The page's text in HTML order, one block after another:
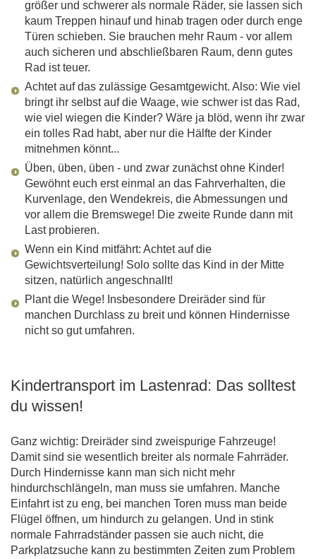
größer und schwerer als normale Räder, sie lassen sich
kaum Treppen hinauf und hinab tragen oder durch enge
Türen schieben. Sie brauchen mehr Raum - vor allem
auch sicheren und abschließbaren Raum, denn gutes
Rad ist teuer.
Achtet auf das zulässige Gesamtgewicht. Also: Wie viel
bringt ihr selbst auf die Waage, wie schwer ist das Rad,
wie viel wiegen die Kinder? Wäre ja blöd, wenn ihr zwar
ein tolles Rad habt, aber nur die Hälfte der Kinder
mitnehmen könnt...
Üben, üben, üben - und zwar zunächst ohne Kinder!
Gewöhnt euch erst einmal an das Fahrverhalten, die
Kurvenlage, den Wendekreis, die Abmessungen und
vor allem die Bremswege! Die zweite Runde dann mit
Last probieren.
Wenn ein Kind mitfährt: Achtet auf die
Gewichtsverteilung! Solo sollte das Kind in der Mitte
sitzen, natürlich angeschnallt!
Plant die Wege! Insbesondere Dreiräder sind für
manchen Durchlass zu breit und können Hindernisse
nicht so gut umfahren.
Kindertransport im Lastenrad: Das solltest
du wissen!
Ganz wichtig: Dreiräder sind zweispurige Fahrzeuge!
Damit sind sie wesentlich breiter als normale Fahrräder.
Durch Hindernisse kann man sich nicht mehr
hindurchschlängeln, man muss sie umfahren. Manche
Einfahrt ist zu eng, bei manchen Toren muss man beide
Flügel öffnen, um hindurch zu gelangen. Und in stink
normale Fahrradständer passen sie auch nicht, die
Parkplatzsuche kann zu bestimmten Zeiten zum Problem